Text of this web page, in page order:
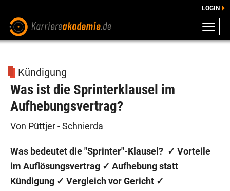
ENGLISCHE DOWNLOADS
E-LEARNING
FAQ
BERATUNG
LOGIN
Kündigung
Was ist die Sprinterklausel im
Aufhebungsvertrag?
Von Püttjer - Schnierda
Was bedeutet die "Sprinter"-Klausel? ✓ Vorteile
im Auflösungsvertrag ✓ Aufhebung statt
Kündigung ✓ Vergleich vor Gericht ✓